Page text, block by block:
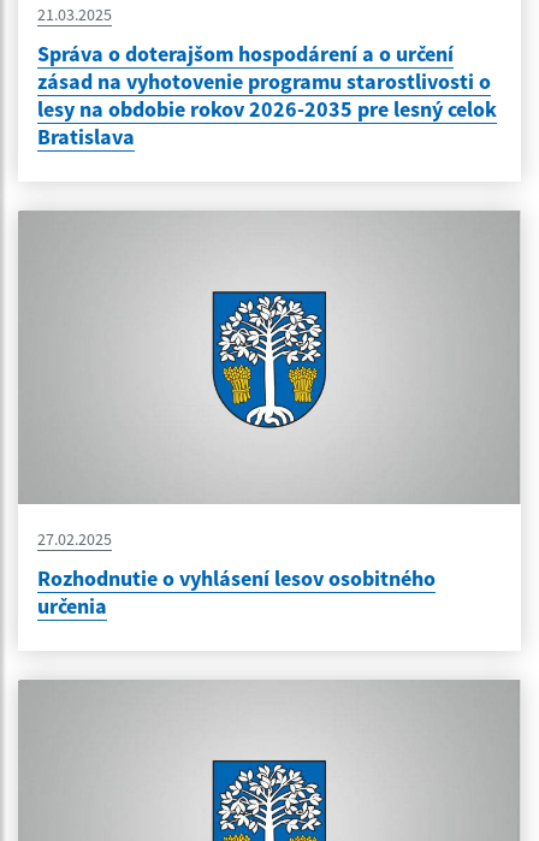
21.03.2025
Správa o doterajšom hospodárení a o určení
zásad na vyhotovenie programu starostlivosti o
lesy na obdobie rokov 2026-2035 pre lesný celok
Bratislava
27.02.2025
Rozhodnutie o vyhlásení lesov osobitného
určenia